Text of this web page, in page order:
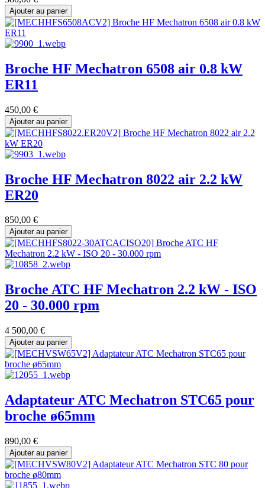
Ajouter au panier
Broche HF Mechatron 6508 air 0.8 kW
ER11
450,00 €
Ajouter au panier
Broche HF Mechatron 8022 air 2.2 kW
ER20
850,00 €
Ajouter au panier
Broche ATC HF Mechatron 2.2 kW - ISO
20 - 30.000 rpm
4 500,00 €
Ajouter au panier
Adaptateur ATC Mechatron STC65 pour
broche ø65mm
890,00 €
Ajouter au panier